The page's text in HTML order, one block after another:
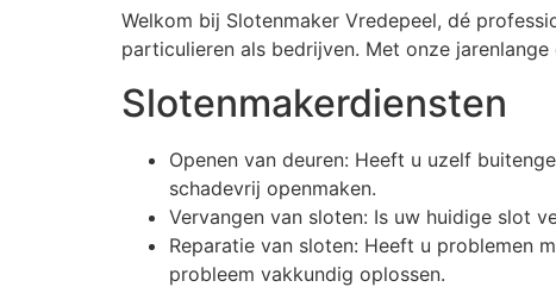
Welkom bij Slotenmaker Vredepeel, dé
particulieren als bedrijven. Met onze
Slotenmakerdiensten
Openen van deuren: Heeft u uzelf
schadevrij openmaken.
Vervangen van sloten: Is uw huidige slot
Reparatie van sloten: Heeft u problemen
probleem vakkundig oplossen.